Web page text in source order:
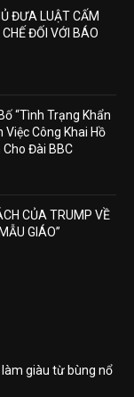
ĐƯA LUẬT CẤM
CHẾ ĐỐI VỚI BÁO
“Tình Trạng Khẩn
Việc Công Khai Hồ
Cho Đài BBC
CỦA TRUMP VỀ
GIÁO”
giàu từ bùng nổ